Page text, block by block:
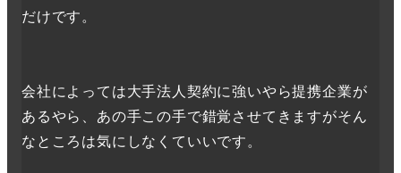
だけです。
会社によっては大手法人契約に強いやら提携企業が
あるやら、あの手この手で錯覚させてきますがそん
なところは気にしなくていいです。